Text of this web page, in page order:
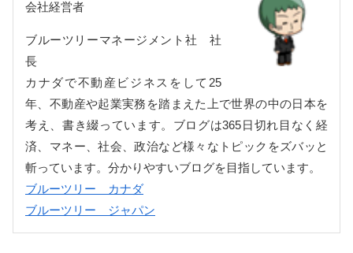
会社経営者
ブルーツリーマネージメント社 社
長
カナダで不動産ビジネスをして25
年、不動産や起業実務を踏まえた上で世界の中の日本を
考え、書き綴っています。ブログは365日切れ目なく経
済、マネー、社会、政治など様々なトピックをズバッと
斬っています。分かりやすいブログを目指しています。
ブルーツリー カナダ
ブルーツリー ジャパン